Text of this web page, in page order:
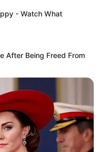
- Watch What
After Being Freed From